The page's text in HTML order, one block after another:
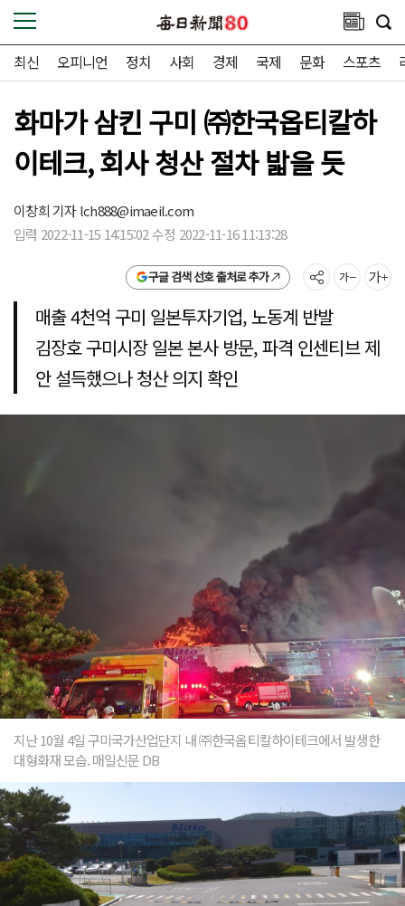
최신 오피니언 정치 사회 경제 국제 문화 스포츠
화마가 삼킨 구미 ㈜한국옵티칼하
이테크, 회사 청산 절차 밟을 듯
이창희 기자lch888@imaeil.com
입력 2022-11-15 14:15:02 수정 2022-11-16 11:13:28
구글 검색 선호 출처로 추가
매출 4천억 구미 일본투자기업, 노동계 반발
김장호 구미시장 일본 본사 방문, 파격 인센티브 제
안 설득했으나 청산 의지 확인
지난 10월 4일 구미국가산업단지 내 ㈜한국옵티칼하이테크에서 발생한
대형화재 모습. 매일신문 DB